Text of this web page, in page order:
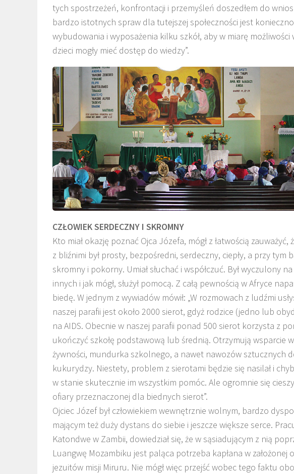
tych spostrzeżeń, konfrontacji i przemyśleń doszedłem do
bardzo istotnych spraw dla tutejszej społeczności jest
wybudowania i wyposażenia kilku szkół, aby w miarę możliwości
dzieci mogły mieć dostęp do wiedzy”.
CZŁOWIEK SERDECZNY I SKROMNY
Kto miał okazję poznać Ojca Józefa, mógł z łatwością zauważyć,
z bliźnimi był prosty, bezpośredni, serdeczny, ciepły, a przy tym
skromny i pokorny. Umiał słuchać i współczuć. Był wyczulony
innych i jak mógł, służył pomocą. Z całą pewnością w Afryce
biedę. W jednym z wywiadów mówił: „W rozmowach z ludźmi
naszej parafii jest około 2000 sierot, gdyż rodzice (jedno lub
na AIDS. Obecnie w naszej parafii ponad 500 sierot korzysta z
ukończyć szkołę podstawową lub średnią. Otrzymują wsparcie
żywności, mundurka szkolnego, a nawet nawozów sztucznych
kukurydzy. Niestety, problem z sierotami będzie się nasilał i
w stanie skutecznie im wszystkim pomóc. Ale ogromnie się
ofiary przeznaczonej dla biednych sierot”.
Ojciec Józef był człowiekiem wewnętrznie wolnym, bardzo
mającym też duży dystans do siebie i jeszcze większe serce.
Katondwe w Zambii, dowiedział się, że w sąsiadującym z nią
Luangwę Mozambiku jest paląca potrzeba kapłana w założonej
jezuitów misji Miruru. Nie mógł więc przejść wobec tego faktu